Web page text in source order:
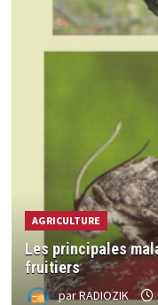
AGRICULTURE
Les principales
fruitiers
parRADIOZIK